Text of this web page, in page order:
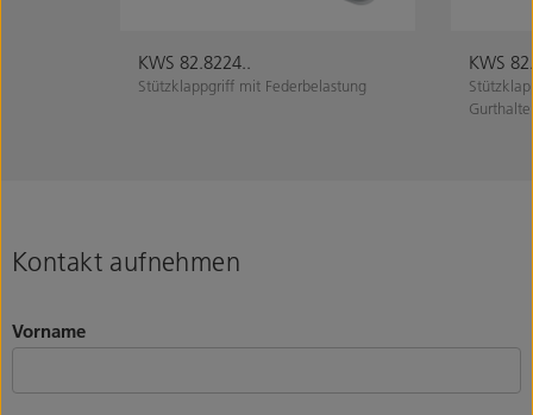
KWS 82.8224..
Stützklappgriff mit Federbelastung
KWS
Kontakt aufnehmen
Vorname